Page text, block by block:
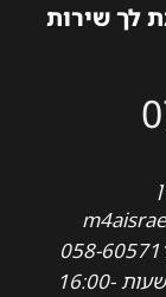
לך שירות
א'-ה' בין השעות 16:00-